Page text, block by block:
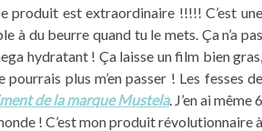
est extraordinaire !!!!! C’est une
à du beurre quand tu le mets. Ça n’a pas
hydratant ! Ça laisse un film bien gras,
plus m’en passer ! Les fesses de
de la marque Mustela. J’en ai même 6
! C’est mon produit révolutionnaire à